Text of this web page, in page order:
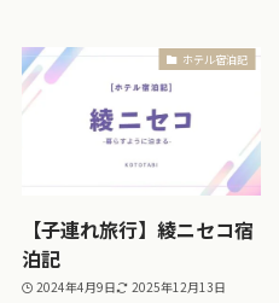
ホテル宿泊記
【子連れ旅行】綾ニセコ宿
泊記
2024年4月9日 2025年12月13日